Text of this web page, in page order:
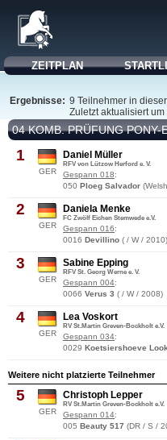
ZEITPLAN
Ergebnisse: 9 Teilnehmer in
Zuletzt aktualisiert
04 KOMB. PRÜFUNG PONY-
1
GER
Daniel Müller
RFV von Lützow Herford e. V.
Gespann 018:
050 Ploeg Salvador
2
GER
Daniela Menke
FC Zwölf Eichen Stemwede e.V.
Gespann 016:
0016 Devillino ( / W / 2010)
3
GER
Sabine Epping
RFV St. Georg Werne e. V.
Gespann 004:
0066 Verus 3 ( / W / 2008)
4
GER
Lea Voskort
RV St.Martin Greven-Bockholt e.V.
Gespann 034:
0029 Koetsiershoeve
Weitere nicht platzierte Teilnehmer
5
GER
Christoph Lepper
RV St.Martin Greven-Bockholt e.V.
Gespann 014:
005 Beauty 517 (DR / S /